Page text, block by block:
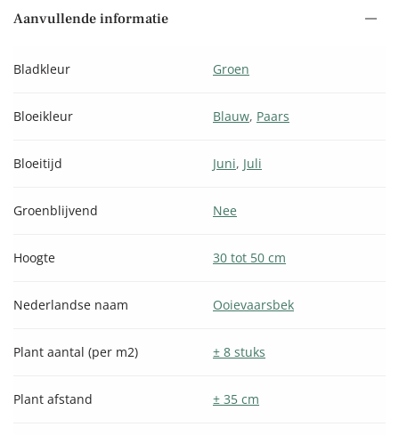
Aanvullende informatie
Bladkleur Groen
Bloeikleur Blauw, Paars
Bloeitijd Juni, Juli
Groenblijvend Nee
Hoogte 30 tot 50 cm
Nederlandse naam Ooievaarsbek
Plant aantal (per m2) ± 8 stuks
Plant afstand ± 35 cm